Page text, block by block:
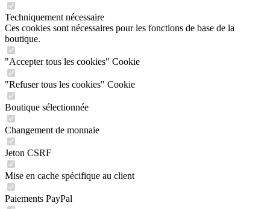
Techniquement nécessaire
Ces cookies sont nécessaires pour les fonctions de base de la
boutique.
"Accepter tous les cookies" Cookie
"Refuser tous les cookies" Cookie
Boutique sélectionnée
Changement de monnaie
Jeton CSRF
Mise en cache spécifique au client
Paiements PayPal